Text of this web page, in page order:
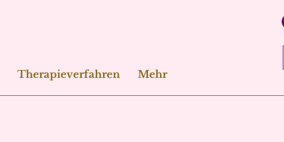
Therapieverfahren Mehr